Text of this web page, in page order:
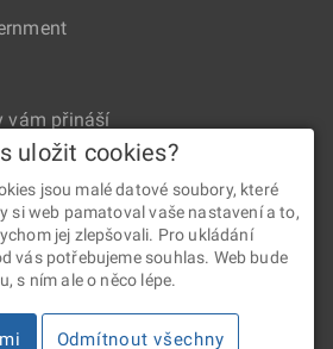
vám přináší
agentura • Informace jsou poskytovány
1999 Sb., o svobodném přístupu
uložit cookies?
jsou malé datové soubory, které
si web pamatoval vaše nastavení a to,
jej zlepšovali. Pro ukládání
vás potřebujeme souhlas. Web bude
s ním ale o něco lépe.
Odmítnout všechny